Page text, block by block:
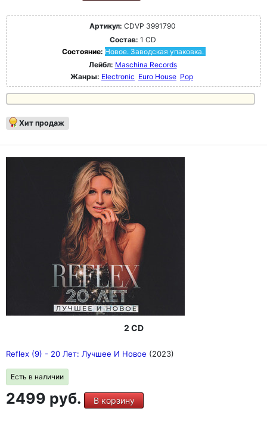
Артикул: CDVP 3991790
Состав: 1 CD
Состояние: Новое. Заводская упаковка.
Лейбл: Maschina Records
Жанры: Electronic Euro House Pop
Хит продаж
2 CD
Reflex (9) - 20 Лет: Лучшее И Новое (2023)
Есть в наличии
2499 руб. В корзину